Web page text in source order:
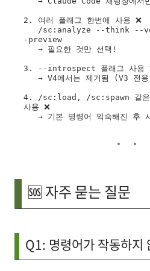
2. 여러 플래그 한번에 사용 ❌
-preview
3. --introspect 플래그 사용
4. /sc:load, /sc:spawn 같은
사용 ❌
🆘 자주 묻는 질문
Q1: 명령어가 작동하지